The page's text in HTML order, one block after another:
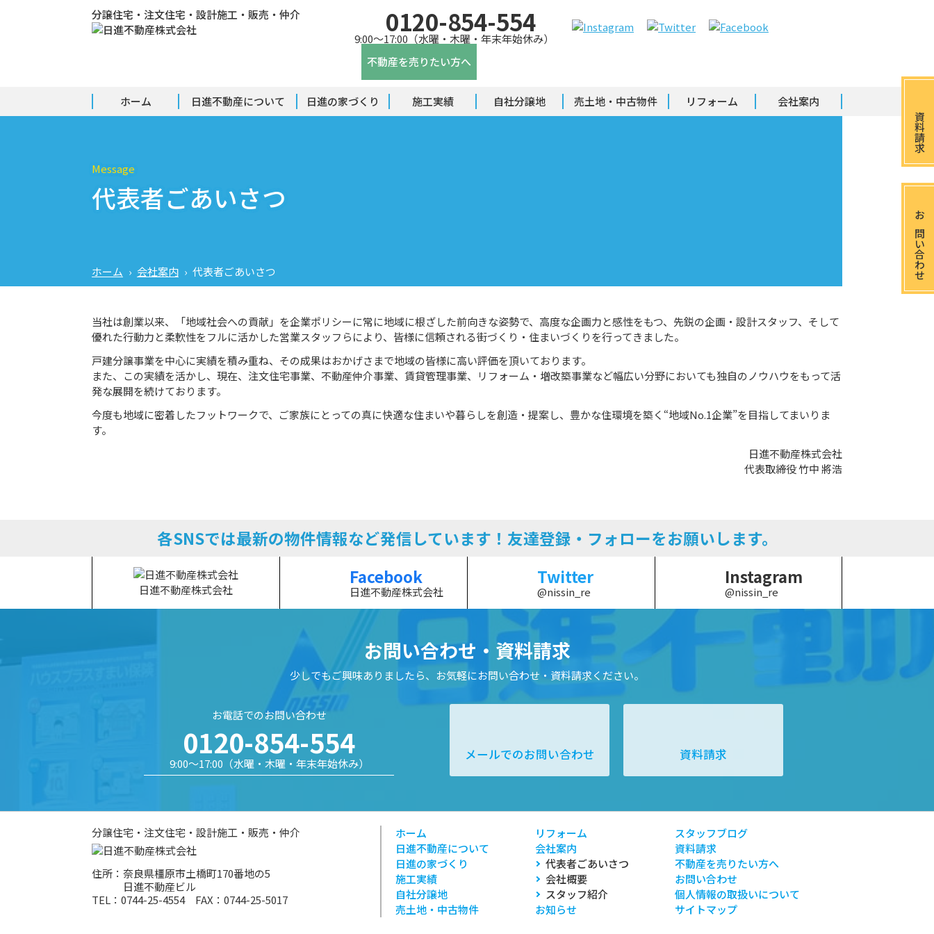
分譲住宅・注文住宅・設計施工・販売・仲介 0120-854-554
9:00～17:00（水曜・木曜・年末年始休み）
不動産を売りたい方へ
資料請求
お問い合わせ
ホーム 日進不動産について 日進の家づくり 施工実績 自社分譲地 売土地・中古物件 リフォーム 会社案内
Message
代表者ごあいさつ
ホーム › 会社案内 › 代表者ごあいさつ
当社は創業以来、「地域社会への貢献」を企業ポリシーに常に地域に根ざした前向きな姿勢で、高度な企画力と感性をもつ、先鋭の企画・設計スタッフ、そして
優れた行動力と柔軟性をフルに活かした営業スタッフらにより、皆様に信頼される街づくり・住まいづくりを行ってきました。
戸建分譲事業を中心に実績を積み重ね、その成果はおかげさまで地域の皆様に高い評価を頂いております。
また、この実績を活かし、現在、注文住宅事業、不動産仲介事業、賃貸管理事業、リフォーム・増改築事業など幅広い分野においても独自のノウハウをもって活
発な展開を続けております。
今度も地域に密着したフットワークで、ご家族にとっての真に快適な住まいや暮らしを創造・提案し、豊かな住環境を築く“地域No.1企業”を目指してまいりま
す。
日進不動産株式会社
代表取締役 竹中 將浩
各SNSでは最新の物件情報など発信しています！友達登録・フォローをお願いします。
日進不動産株式会社
Facebook
日進不動産株式会社
Twitter
@nissin_re
Instagram
@nissin_re
お問い合わせ・資料請求
少しでもご興味ありましたら、お気軽にお問い合わせ・資料請求ください。
お電話でのお問い合わせ
0120-854-554
9:00～17:00（水曜・木曜・年末年始休み）
メールでのお問い合わせ 資料請求
分譲住宅・注文住宅・設計施工・販売・仲介
住所：奈良県橿原市土橋町170番地の5
日進不動産ビル
TEL：0744-25-4554 FAX：0744-25-5017
ホーム
日進不動産について
日進の家づくり
施工実績
自社分譲地
売土地・中古物件
リフォーム
会社案内
代表者ごあいさつ
会社概要
スタッフ紹介
お知らせ
スタッフブログ
資料請求
不動産を売りたい方へ
お問い合わせ
個人情報の取扱いについて
サイトマップ